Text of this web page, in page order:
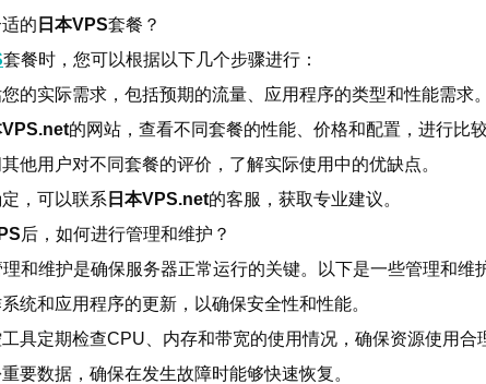
的 日本VPS套餐？
套餐时，您可以根据以下几个步骤进行：
的实际需求，包括预期的流量、应用程序的类型和性能需求。
VPS.net的网站，查看不同套餐的性能、价格和配置，进行比较
他用户对不同套餐的评价，了解实际使用中的优缺点。
，可以联系 日本VPS.net的客服，获取专业建议。
后，如何进行管理和维护？
理和维护是确保服务器正常运行的关键。以下是一些管理和维
统和应用程序的更新，以确保安全性和性能。
具定期检查CPU、内存和带宽的使用情况，确保资源使用合
要数据，确保在发生故障时能够快速恢复。